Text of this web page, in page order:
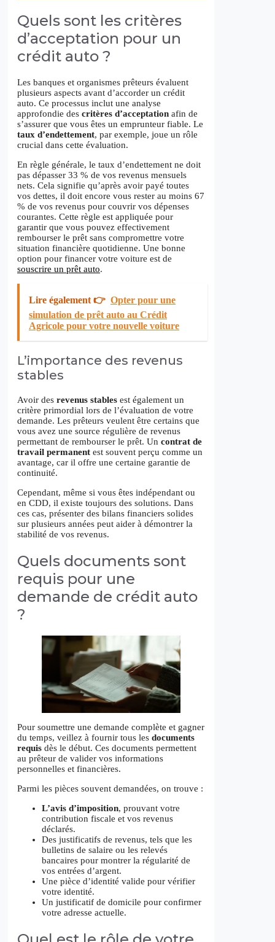
Quels sont les critères
d’acceptation pour un
crédit auto ?
Les banques et organismes prêteurs évaluent
plusieurs aspects avant d’accorder un crédit
auto. Ce processus inclut une analyse
approfondie des critères d’acceptation afin de
s’assurer que vous êtes un emprunteur fiable. Le
taux d’endettement, par exemple, joue un rôle
crucial dans cette évaluation.
En règle générale, le taux d’endettement ne doit
pas dépasser 33 % de vos revenus mensuels
nets. Cela signifie qu’après avoir payé toutes
vos dettes, il doit encore vous rester au moins 67
% de vos revenus pour couvrir vos dépenses
courantes. Cette règle est appliquée pour
garantir que vous pouvez effectivement
rembourser le prêt sans compromettre votre
situation financière quotidienne. Une bonne
option pour financer votre voiture est de
souscrire un prêt auto.
Lire également 👉 Opter pour une
simulation de prêt auto au Crédit
Agricole pour votre nouvelle voiture
L’importance des revenus
stables
Avoir des revenus stables est également un
critère primordial lors de l’évaluation de votre
demande. Les prêteurs veulent être certains que
vous avez une source régulière de revenus
permettant de rembourser le prêt. Un contrat de
travail permanent est souvent perçu comme un
avantage, car il offre une certaine garantie de
continuité.
Cependant, même si vous êtes indépendant ou
en CDD, il existe toujours des solutions. Dans
ces cas, présenter des bilans financiers solides
sur plusieurs années peut aider à démontrer la
stabilité de vos revenus.
Quels documents sont
requis pour une
demande de crédit auto
?
Pour soumettre une demande complète et gagner
du temps, veillez à fournir tous les documents
requis dès le début. Ces documents permettent
au prêteur de valider vos informations
personnelles et financières.
Parmi les pièces souvent demandées, on trouve :
L’avis d’imposition, prouvant votre
contribution fiscale et vos revenus
déclarés.
Des justificatifs de revenus, tels que les
bulletins de salaire ou les relevés
bancaires pour montrer la régularité de
vos entrées d’argent.
Une pièce d’identité valide pour vérifier
votre identité.
Un justificatif de domicile pour confirmer
votre adresse actuelle.